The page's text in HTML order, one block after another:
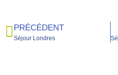
PRÉCÉDENT
Séjour Londres